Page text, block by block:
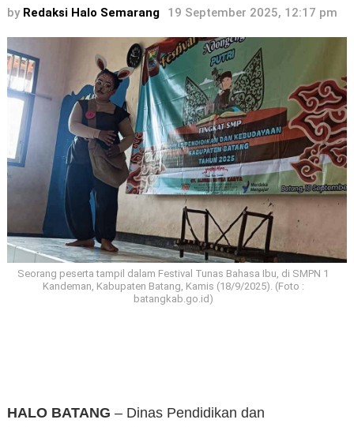
by Redaksi Halo Semarang 19 September 2025, 12:17 pm
Seorang peserta tampil dalam Festival Tunas Bahasa Ibu, di SMPN 1
Kandeman, Kabupaten Batang, Kamis (18/9/2025). (Foto :
batangkab.go.id)
HALO BATANG – Dinas Pendidikan dan